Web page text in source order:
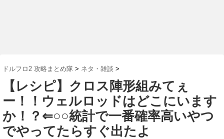
ドルフロ2 攻略まとめ隊 > ネタ・雑談 >
【レシピ】クロス陣形組みてぇ
ー！！ウェルロッドはどこにいます
か！？⇐○○統計で一番確率高いやつ
でやってたらすぐ出たよ